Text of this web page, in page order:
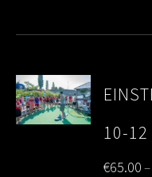
10-
€65.00–